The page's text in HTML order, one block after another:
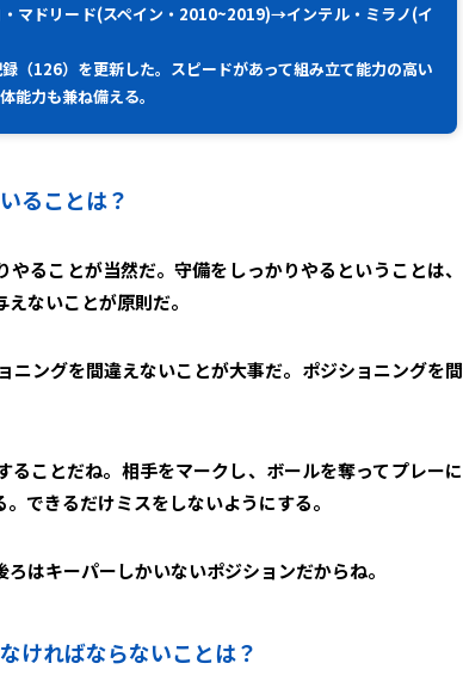
マドリード(スペイン・2010~2019)→インテル・ミラノ(イ
（126）を更新した。スピードがあって組み立て能力の高い
能力も兼ね備える。
ることは？
ることが当然だ。守備をしっかりやるということは、
ないことが原則だ。
ングを間違えないことが大事だ。ポジショニングを間
ことだね。相手をマークし、ボールを奪ってプレーに
できるだけミスをしないようにする。
はキーパーしかいないポジションだからね。
ければならないことは？